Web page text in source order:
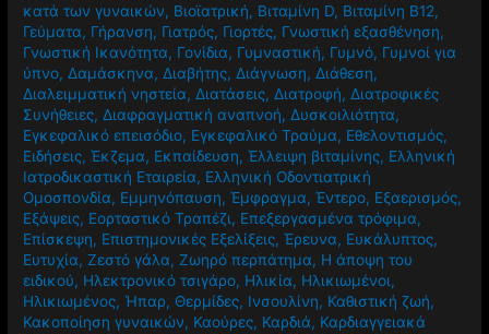
κατά των γυναικών, Βιοϊατρική, Βιταμίνη D, Βιταμίνη Β12,
Γεύματα, Γήρανση, Γιατρός, Γιορτές, Γνωστική εξασθένηση,
Γνωστική Ικανότητα, Γονίδια, Γυμναστική, Γυμνό, Γυμνοί για
ύπνο, Δαμάσκηνα, Διαβήτης, Διάγνωση, Διάθεση,
Διαλειμματική νηστεία, Διατάσεις, Διατροφή, Διατροφικές
Συνήθειες, Διαφραγματική αναπνοή, Δυσκοιλιότητα,
Εγκεφαλικό επεισόδιο, Εγκεφαλικό Τραύμα, Εθελοντισμός,
Ειδήσεις,Έκζεμα, Εκπαίδευση,Έλλειψη βιταμίνης, Ελληνική
Ιατροδικαστική Εταιρεία, Ελληνική Οδοντιατρική
Ομοσπονδία, Εμμηνόπαυση,Έμφραγμα,Έντερο, Εξαερισμός,
Εξάψεις, Εορταστικό Τραπέζι, Επεξεργασμένα τρόφιμα,
Επίσκεψη, Επιστημονικές Εξελίξεις,Έρευνα, Ευκάλυπτος,
Ευτυχία,Ζεστό γάλα,Ζωηρό περπάτημα, Η άποψη του
ειδικού, Ηλεκτρονικό τσιγάρο, Ηλικία, Ηλικιωμένοι,
Ηλικιωμένος, Ήπαρ, Θερμίδες, Ινσουλίνη, Καθιστική ζωή,
Κακοποίηση γυναικών, Καούρες, Καρδιά, Καρδιαγγειακά